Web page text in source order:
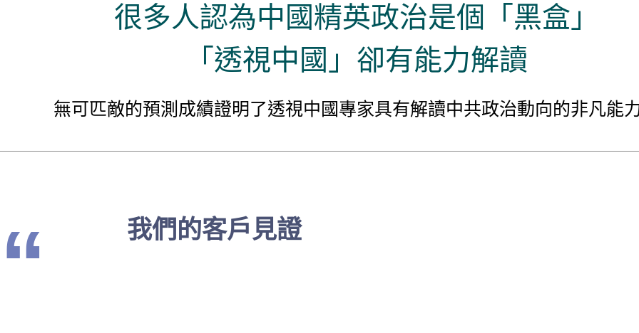
很多人認為中國精英政治是個「黑盒」
「透視中國」卻有能力解讀
無可匹敵的預測成績證明了透視中國專家具有解讀中共政治動向的非凡能
我們的客戶見證
“